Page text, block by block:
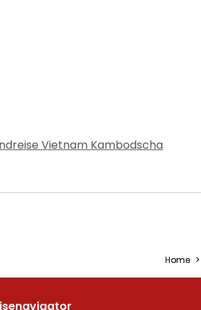
Vietnam Kambodscha
Home